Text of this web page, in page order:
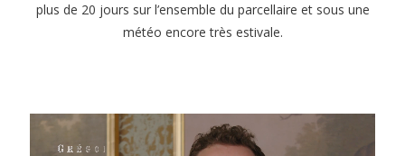
plus de 20 jours sur l’ensemble du parcellaire et sous une
météo encore très estivale.